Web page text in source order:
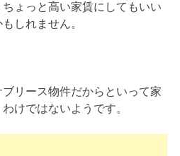
ょっと高い家賃にしてもいい
しれません。
リース物件だからといって家
けではないようです。